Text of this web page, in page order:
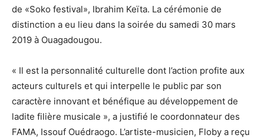
de «Soko festival», Ibrahim Keïta. La cérémonie de
distinction a eu lieu dans la soirée du samedi 30 mars
2019 à Ouagadougou.
« Il est la personnalité culturelle dont l’action profite aux
acteurs culturels et qui interpelle le public par son
caractère innovant et bénéfique au développement de
ladite filière musicale », a justifié le coordonnateur des
FAMA, Issouf Ouédraogo. L’artiste-musicien, Floby a reçu